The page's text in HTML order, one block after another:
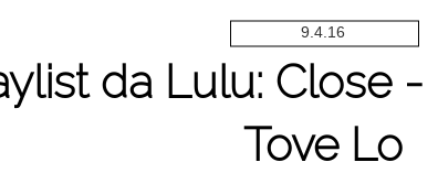
9.4.16
da Lulu: Close
Tove Lo